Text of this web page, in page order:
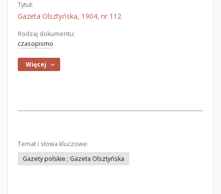
Tytuł:
Gazeta Olsztyńska, 1904, nr 112
Rodzaj dokumentu:
czasopismo
Więcej
Temat i słowa kluczowe:
Gazety polskie ; Gazeta Olsztyńska